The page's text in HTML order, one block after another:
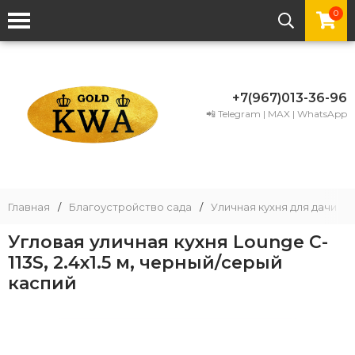
0
+7(967)013-36-96
📲 Telegram | MAX | WhatsApp
Главная / Благоустройство сада / Уличная кухня для дачи
Угловая уличная кухня Lounge C-
113S, 2.4х1.5 м, черный/серый
каспий